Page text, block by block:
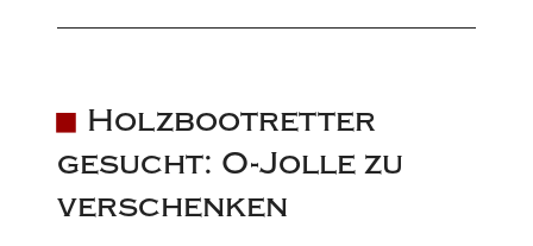
Holzbootretter
gesucht: O-Jolle zu
verschenken